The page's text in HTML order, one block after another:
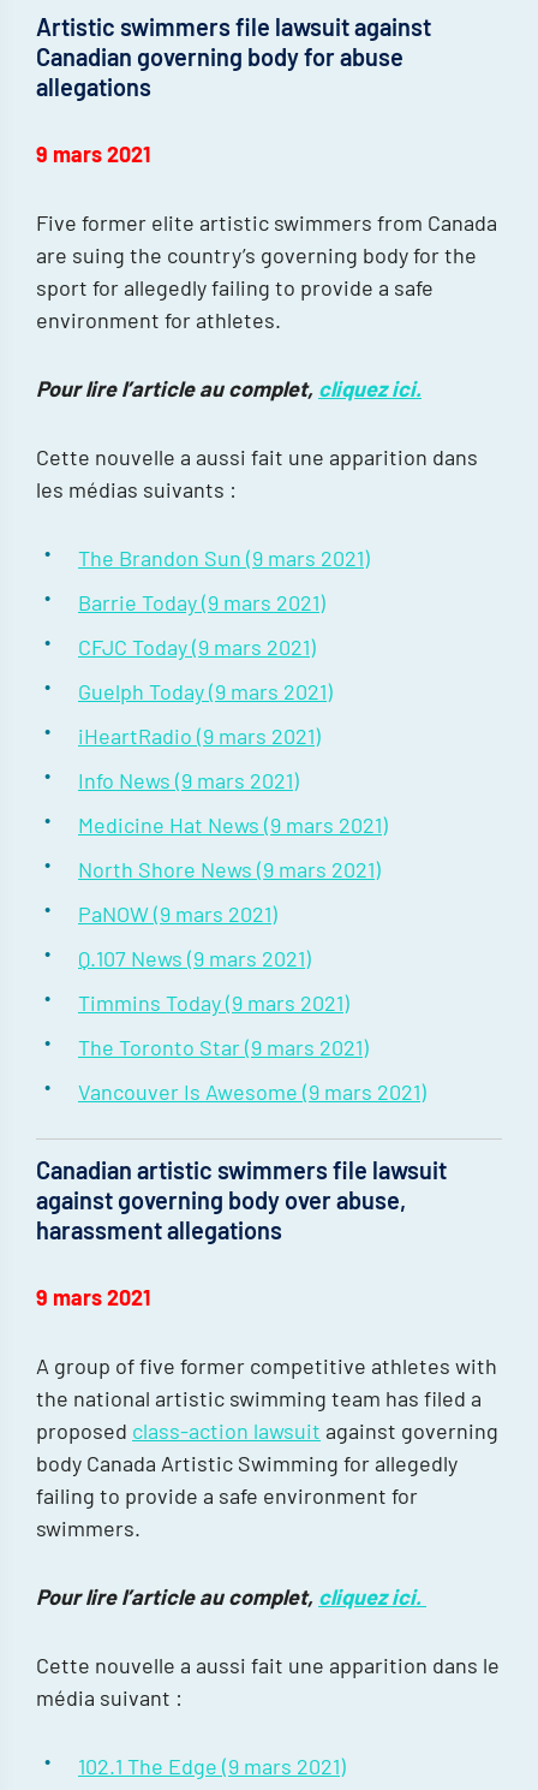
Artistic swimmers file lawsuit against
Canadian governing body for abuse
allegations
9 mars 2021
Five former elite artistic swimmers from Canada
are suing the country’s governing body for the
sport for allegedly failing to provide a safe
environment for athletes.
Pour lire l’article au complet, cliquez ici.
Cette nouvelle a aussi fait une apparition dans
les médias suivants :
The Brandon Sun (9 mars 2021)
Barrie Today (9 mars 2021)
CFJC Today (9 mars 2021)
Guelph Today (9 mars 2021)
iHeartRadio (9 mars 2021)
Info News (9 mars 2021)
Medicine Hat News (9 mars 2021)
North Shore News (9 mars 2021)
PaNOW (9 mars 2021)
Q.107 News (9 mars 2021)
Timmins Today (9 mars 2021)
The Toronto Star (9 mars 2021)
Vancouver Is Awesome (9 mars 2021)
Canadian artistic swimmers file lawsuit
against governing body over abuse,
harassment allegations
9 mars 2021
A group of five former competitive athletes with
the national artistic swimming team has filed a
proposed class-action lawsuit against governing
body Canada Artistic Swimming for allegedly
failing to provide a safe environment for
swimmers.
Pour lire l’article au complet, cliquez ici.
Cette nouvelle a aussi fait une apparition dans le
média suivant :
102.1 The Edge (9 mars 2021)